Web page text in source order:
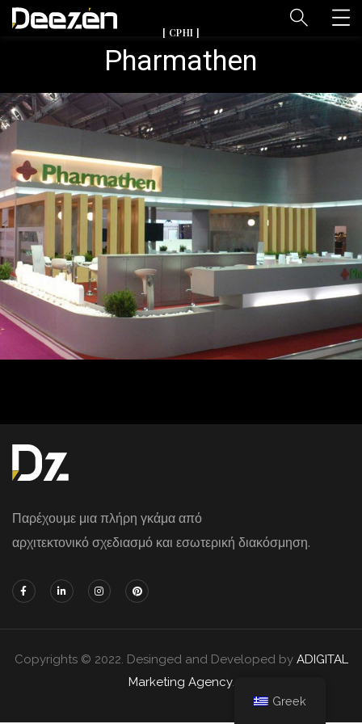
[ CPHI ]
Pharmathen
Παρέχουμε μια πλήρη γκάμα από
αρχιτεκτονικό σχεδιασμό και εσωτερική διακόσμηση.
Copyrights © 2022. Desinged and Developed by ADIGITAL
Marketing Agency.
Greek